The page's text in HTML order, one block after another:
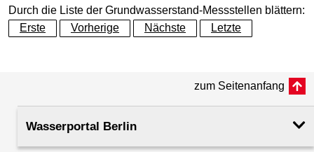
Dynamische Grafik
Grundwasserleiter Hauptgrundwasserleiter
Rohroberkante
(m ü. NHN)
52.95
Durch die Liste der Grundwasserstand-Messstellen blättern:
Erste
Vorherige Nächste Letzte
zum Seitenanfang
Wasserportal Berlin